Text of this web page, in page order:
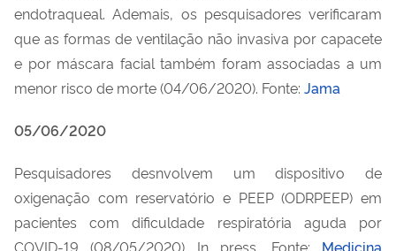
endotraqueal. Ademais, os pesquisadores verificaram
que as formas de ventilação não invasiva por capacete
e por máscara facial também foram associadas a um
menor risco de morte (04/06/2020). Fonte: Jama
05/06/2020
Pesquisadores desnvolvem um dispositivo de
oxigenação com reservatório e PEEP (ODRPEEP) em
pacientes com dificuldade respiratória aguda por
COVID-19 (08/05/2020) In press. Fonte: Medicina